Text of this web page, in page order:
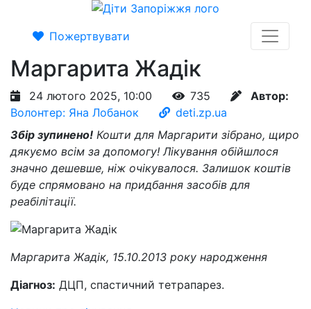
Пожертвувати
Маргарита Жадік
24 лютого 2025, 10:00 735
Автор:
Волонтер: Яна Лобанок
deti.zp.ua
Збір зупинено! Кошти для Маргарити зібрано, щиро
дякуємо всім за допомогу! Лікування обійшлося
значно дешевше, ніж очікувалося. Залишок коштів
буде спрямовано на придбання засобів для
реабілітації.
Маргарита Жадік, 15.10.2013 року народження
Діагноз: ДЦП, спастичний тетрапарез.